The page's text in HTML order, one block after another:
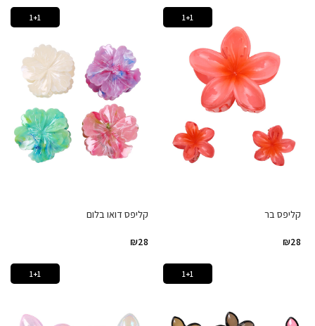
1+1
קליפס בר
₪28
1+1
קליפס דואו בלום
₪28
1+1
1+1